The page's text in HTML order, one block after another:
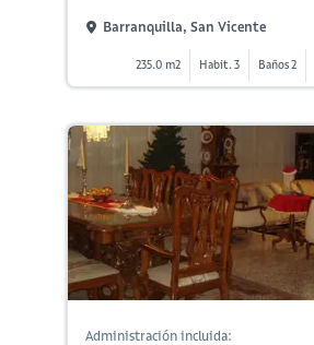
Barranquilla, San Vicente
235.0 m2 Habit. 3 Baños 2
Administración incluida: